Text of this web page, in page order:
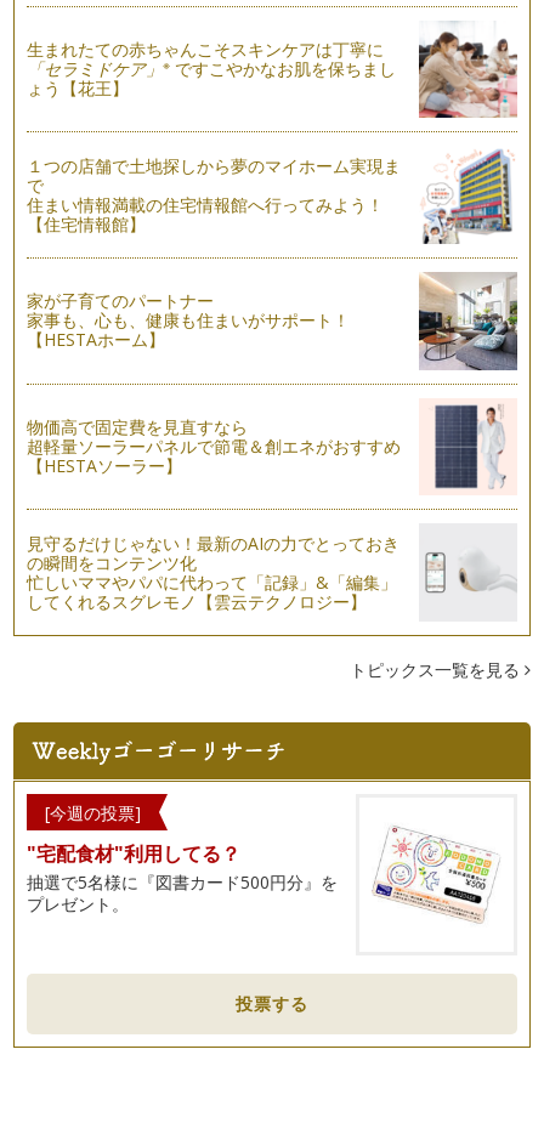
私たちは幾つかの役割をもって毎日を送っています。働く自
子育ても落ち着いた。働き始めるなら今！ の理由・・・
お子さんが幼稚園や小学校へ入学するなど、育児も少し落ち着
いてくると、今まで子どものことにか…
出産を迎える今こそ考えたい！〜ママとしてどう働くか〜
キャリアなんて聞くと、少し大げさに聞こえるかもしれません
が、今まで学校を卒業してから働いた…
生まれたての赤ちゃんこそスキンケアは丁寧に
「セラミドケア」※ ですこやかなお肌を保ちまし
ょう【花王】
１つの店舗で土地探しから夢のマイホーム実現ま
で
住まい情報満載の住宅情報館へ行ってみよう！
【住宅情報館】
家が子育てのパートナー
家事も、心も、健康も住まいがサポート！
【HESTAホーム】
物価高で固定費を見直すなら
超軽量ソーラーパネルで節電＆創エネがおすすめ
【HESTAソーラー】
見守るだけじゃない！最新のAIの力でとっておき
の瞬間をコンテンツ化
忙しいママやパパに代わって「記録」&「編集」
してくれるスグレモノ【雲云テクノロジー】
トピックス一覧を見る
[今週の投票]
"宅配食材"利用してる？
抽選で5名様に『図書カード500円分』を
プレゼント。
投票する